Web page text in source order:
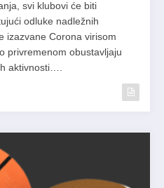
svi klubovi će biti
odluke nadležnih
izazvane Corona virisom
privremenom obustavljaju
aktivnosti….